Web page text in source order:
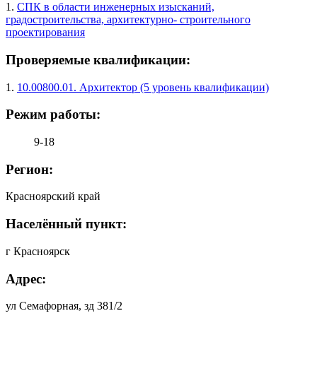
1. СПК в области инженерных изысканий,
градостроительства, архитектурно- строительного
проектирования
Проверяемые квалификации:
1. 10.00800.01. Архитектор (5 уровень квалификации)
Режим работы:
9-18
Регион:
Красноярский край
Населённый пункт:
г Красноярск
Адрес:
ул Семафорная, зд 381/2